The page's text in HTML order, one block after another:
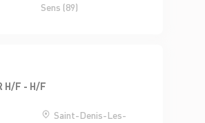
Sens (89)
H/F - H/F
Saint-Denis-Les-